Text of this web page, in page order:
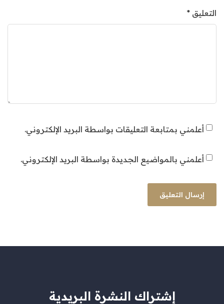
التعليق *
أعلمني بمتابعة التعليقات بواسطة البريد الإلكتروني.
أعلمني بالمواضيع الجديدة بواسطة البريد الإلكتروني.
إشتراك النشرة البريدية